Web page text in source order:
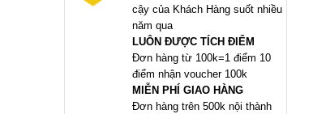
cậy của Khách Hàng suốt nhiều
năm qua
LUÔN ĐƯỢC TÍCH ĐIỂM
Đơn hàng từ 100k=1 điểm 10
điểm nhận voucher 100k
MIỄN PHÍ GIAO HÀNG
Đơn hàng trên 500k nội thành